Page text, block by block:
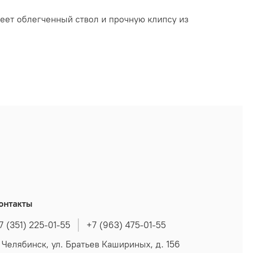
облегченный ствол и прочную клипсу из
(351) 225-01-55
+7 (963) 475-01-55
Челябинск, ул. Братьев Кашириных, д. 156